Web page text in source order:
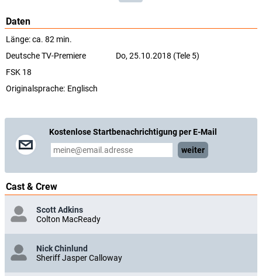
Daten
Länge: ca. 82 min.
Deutsche TV-Premiere
Do, 25.10.2018 (Tele 5)
FSK 18
Originalsprache: Englisch
Kostenlose Startbenachrichtigung per E-Mail
weiter
Cast & Crew
Scott Adkins
Colton MacReady
Nick Chinlund
Sheriff Jasper Calloway